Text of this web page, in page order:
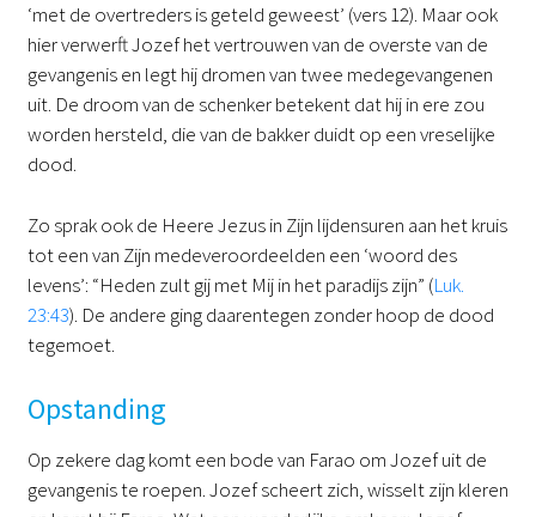
‘met de overtreders is geteld geweest’ (vers 12). Maar ook
hier verwerft Jozef het vertrouwen van de overste van de
gevangenis en legt hij dromen van twee medegevangenen
uit. De droom van de schenker betekent dat hij in ere zou
worden hersteld, die van de bakker duidt op een vreselijke
dood.
Zo sprak ook de Heere Jezus in Zijn lijdensuren aan het kruis
tot een van Zijn medeveroordeelden een ‘woord des
levens’: “Heden zult gij met Mij in het paradijs zijn” (Luk.
23:43). De andere ging daarentegen zonder hoop de dood
tegemoet.
Opstanding
Op zekere dag komt een bode van Farao om Jozef uit de
gevangenis te roepen. Jozef scheert zich, wisselt zijn kleren